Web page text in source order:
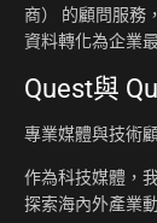
商） 的顧問服務
資料轉化為企業
Quest與
專業媒體與技術
作為科技媒體，
探索海內外產業